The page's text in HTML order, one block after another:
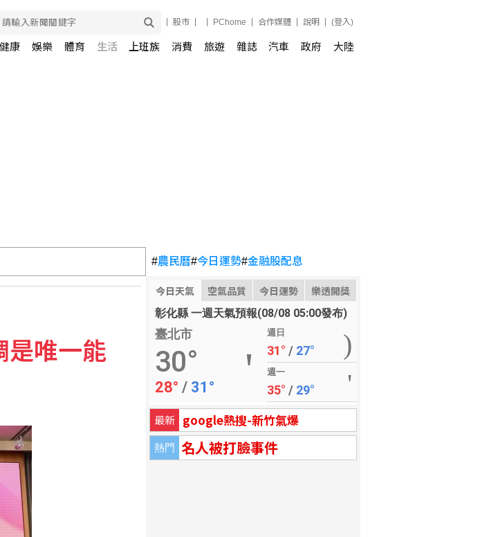
股市 PChome 合作媒體 說明 (登入)
健康 娛樂 體育 生活 上班族 消費 旅遊 雜誌 汽車 政府 大陸
#農民曆#今日運勢#金融股配息
今日天氣 空氣品質 今日運勢 樂透開獎
彰化縣 一週天氣預報(08/08 05:00發布)
臺北市
30°
28° / 31°
週日
31° / 27°
週一
35° / 29°
最新 google熱搜-新竹氣爆
熱門 名人被打臉事件
唯一能